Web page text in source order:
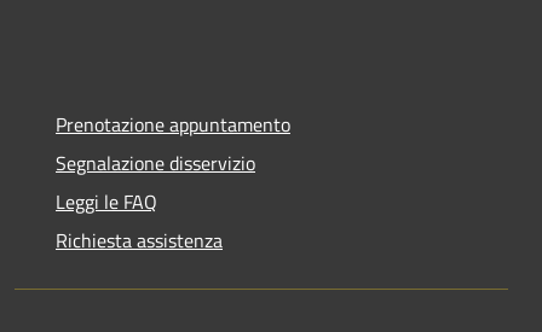
Prenotazione appuntamento
Segnalazione disservizio
Leggi le FAQ
Richiesta assistenza